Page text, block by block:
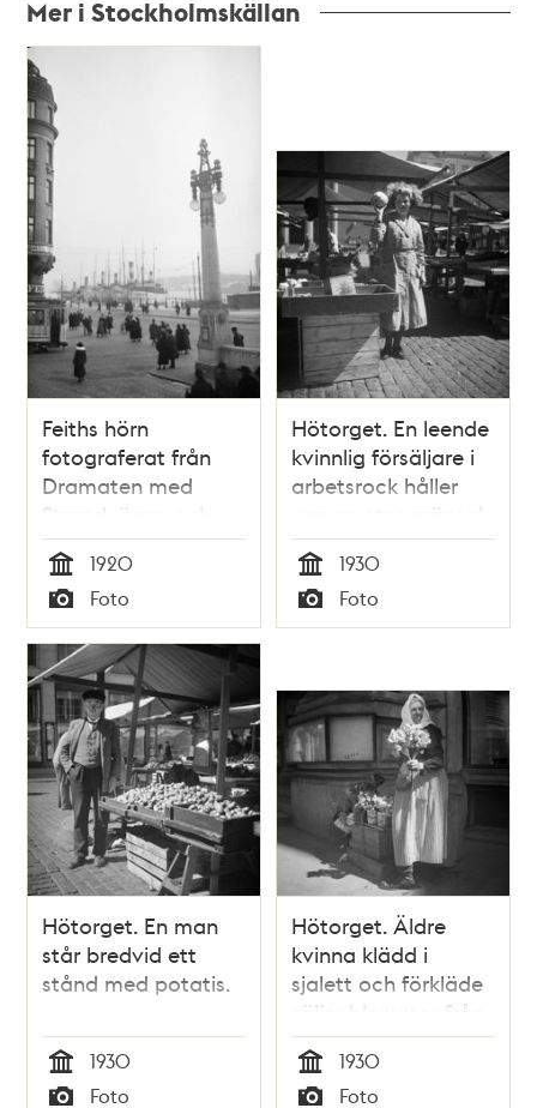
Mer i Stockholmskällan
Relaterade
poster
och
teman
Feiths hörn
fotograferat från
Dramaten med
Strandvägen och
Nybroviken i fonden.
Människor på
gatan.
Tid
1920
Typ
Foto
Hötorget. En leende
kvinnlig försäljare i
arbetsrock håller
upp en stor grönsak
eller melon.
Tid
1930
Typ
Foto
Hötorget. En man
står bredvid ett
stånd med potatis.
Tid
1930
Foto
Hötorget. Äldre
kvinna klädd i
sjalett och förkläde
säljer blommor från
en korg.
Tid
1930
Foto